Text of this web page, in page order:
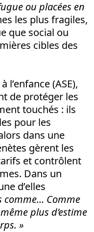
ou placées en
les plus fragiles,
que social ou
cibles des
l’enfance (ASE),
de protéger les
touchés : ils
pour les
dans une
gèrent les
et contrôlent
Dans un
d’elles
comme… Comme
plus d’estime
»